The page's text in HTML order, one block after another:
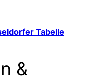
Tabelle
&